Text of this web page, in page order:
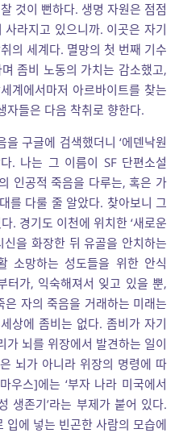
것이 뻔하다. 생명 자원은 점점
라지고 있으니까. 이곳은 자기
의 세계다. 멸망의 첫 번째 기수
좀비 노동의 가치는 감소했고,
계에서마저 아르바이트를 찾는
자들은 다음 착취로 향한다.
구글에 검색했더니 ‘에덴낙원
. 나는 그 이름이 SF 단편소설
인공적 죽음을 다루는, 혹은 가
를 다룰 줄 알았다. 찾아보니 그
. 경기도 이천에 위치한 ‘새로운
신을 화장한 뒤 유골을 안치하는
소망하는 성도들을 위한 안식
터가, 익숙해져서 잊고 있을 뿐,
자의 죽음을 거래하는 미래는
상에 좀비는 없다. 좀비가 자기
가 뇌를 위장에서 발견하는 일이
뇌가 아니라 위장의 명령에 따
우스]에는 ‘부자 나라 미국에서
생존기’라는 부제가 붙어 있다.
에 넣는 빈곤한 사람의 모습에